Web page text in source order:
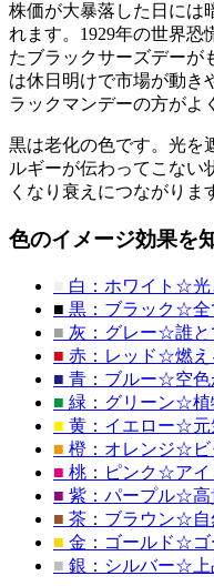
株価が大暴落した日には
れます。1929年の世界恐
たブラックサーズデーが
は休日明けで市場が動き
ラックマンデーの方がよ
黒は老化の色です。光を
ルギーが伝わってこない
くなり衰えにつながりま
色のイメージ効果を
白：ホワイト☆光
■ 黒：ブラック☆全
■ 灰：グレー☆誰と
■ 赤：レッド☆燃え
■ 青：ブルー☆空色
■ 緑：グリーン☆植
■ 黄：イエロー☆元
■ 橙：オレンジ☆ビ
■ 桃：ピンク☆アイ
■ 紫：パープル☆高
■ 茶：ブラウン☆自
■ 金：ゴールド☆ゴ
■ 銀：シルバー☆上